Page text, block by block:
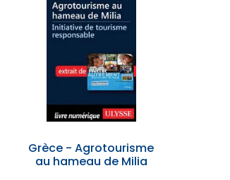
Grèce - Agrotourisme
au hameau de Milia